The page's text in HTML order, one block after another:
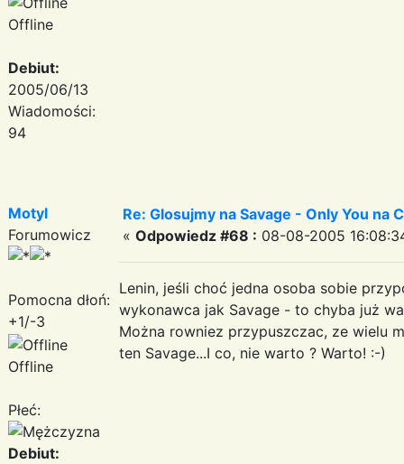
Offline
Debiut:
2005/06/13
Wiadomości:
94
Motyl
Forumowicz
Pomocna dłoń:
+1/-3
Offline
Płeć:
Debiut:
Re: Glosujmy na Savage - Only You na
« Odpowiedz #68 : 08-08-2005
Lenin, jeśli choć jedna osoba sobie
wykonawca jak Savage - to chyba już
Można rowniez przypuszczac, ze wielu
ten Savage...I co, nie warto ? Warto! :-)